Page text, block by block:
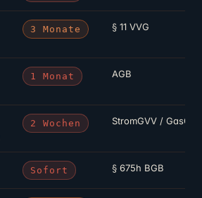
3 Monate § 11 VVG
1 Monat AGB
2 Wochen StromGVV /
Sofort § 675h BGB